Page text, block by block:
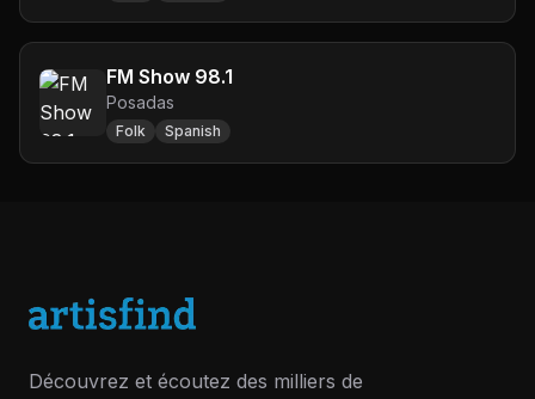
FM Show 98.1
Posadas
Folk Spanish
Découvrez et écoutez des milliers de